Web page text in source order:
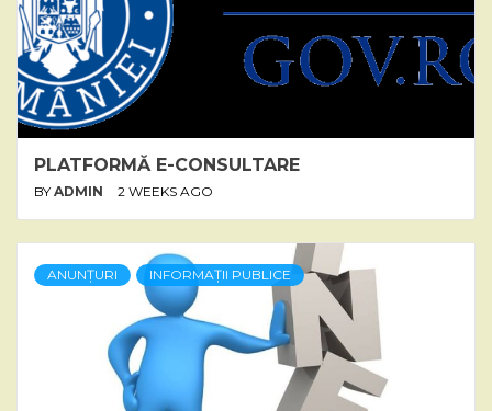
PLATFORMĂ E-CONSULTARE
BY ADMIN 2 WEEKS AGO
ANUNȚURI INFORMAȚII PUBLICE